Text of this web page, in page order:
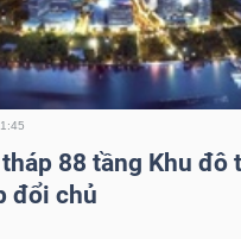
88 tầng Khu đô
đổi chủ